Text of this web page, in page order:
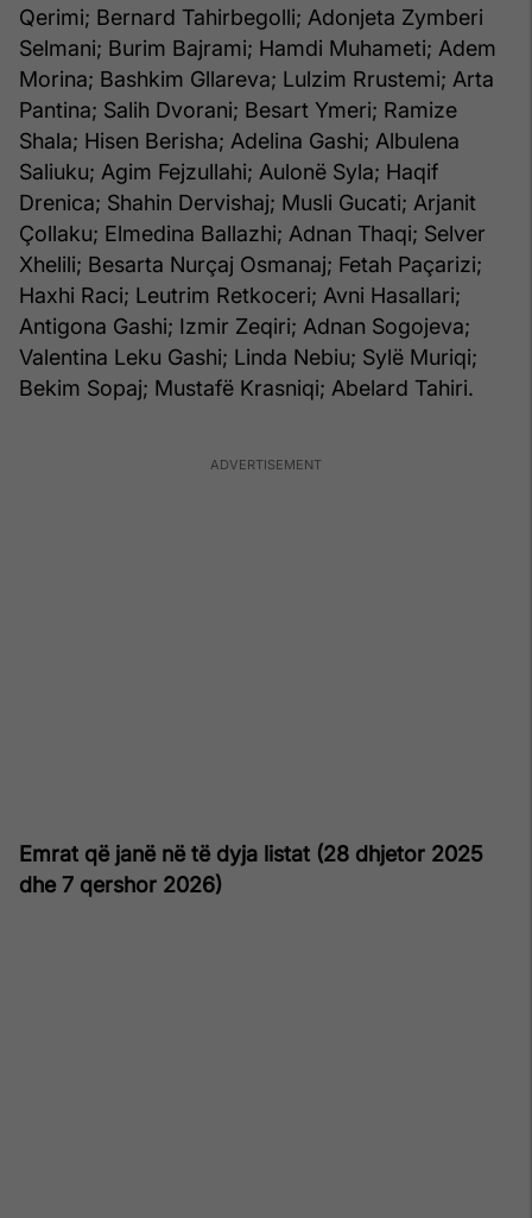
Qerimi; Bernard Tahirbegolli; Adonjeta Zymberi
Selmani; Burim Bajrami; Hamdi Muhameti; Adem
Morina; Bashkim Gllareva; Lulzim Rrustemi; Arta
Pantina; Salih Dvorani; Besart Ymeri; Ramize
Shala; Hisen Berisha; Adelina Gashi; Albulena
Saliuku; Agim Fejzullahi; Aulonë Syla; Haqif
Drenica; Shahin Dervishaj; Musli Gucati; Arjanit
Çollaku; Elmedina Ballazhi; Adnan Thaqi; Selver
Xhelili; Besarta Nurçaj Osmanaj; Fetah Paçarizi;
Haxhi Raci; Leutrim Retkoceri; Avni Hasallari;
Antigona Gashi; Izmir Zeqiri; Adnan Sogojeva;
Valentina Leku Gashi; Linda Nebiu; Sylë Muriqi;
Bekim Sopaj; Mustafë Krasniqi; Abelard Tahiri.
Emrat që janë në të dyja listat (28 dhjetor 2025
dhe 7 qershor 2026)